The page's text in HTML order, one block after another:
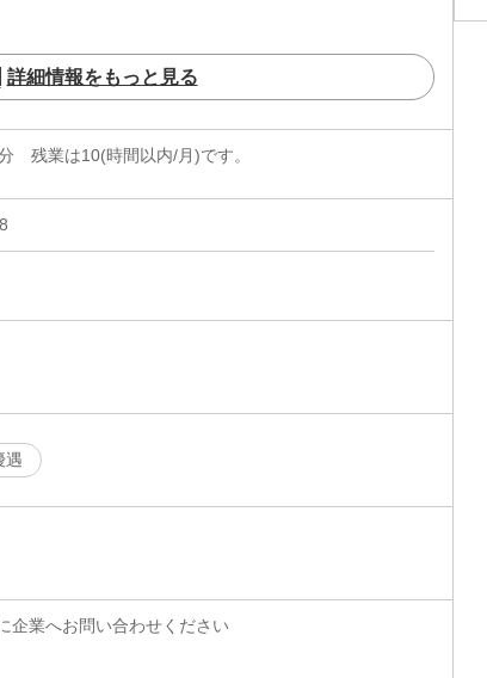
詳細情報をもっと見る
残業は10(時間以内/月)です。
遇
企業へお問い合わせください